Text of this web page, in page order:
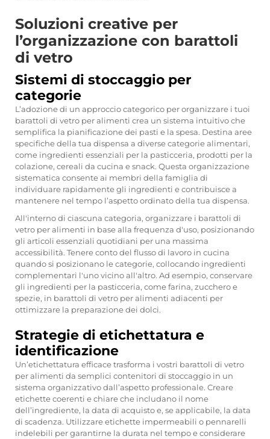
Soluzioni creative per
l’organizzazione con barattoli
di vetro
Sistemi di stoccaggio per
categorie
L’adozione di un approccio categorico per organizzare i tuoi
barattoli di vetro per alimenti crea un sistema intuitivo che
semplifica la pianificazione dei pasti e la spesa. Destina aree
specifiche della tua dispensa a diverse categorie alimentari,
come ingredienti essenziali per la pasticceria, prodotti per la
colazione, cereali da cucina e snack. Questa organizzazione
sistematica consente ai membri della famiglia di
individuare rapidamente gli ingredienti e contribuisce a
mantenere nel tempo l’aspetto ordinato della tua dispensa.
All'interno di ciascuna categoria, organizzare i barattoli di
vetro per alimenti in base alla frequenza d'uso, posizionando
gli articoli essenziali quotidiani per una massima
accessibilità. Tenere conto del flusso di lavoro in cucina
quando si posizionano le categorie, collocando ingredienti
complementari l'uno vicino all'altro. Ad esempio, conservare
gli ingredienti per la pasticceria, come farina, zucchero e
spezie, in barattoli di vetro per alimenti adiacenti per
ottimizzare la preparazione dei dolci.
Strategie di etichettatura e
identificazione
Un’etichettatura efficace trasforma i vostri barattoli di vetro
per alimenti da semplici contenitori di stoccaggio in un
sistema organizzativo dall’aspetto professionale. Creare
etichette coerenti e chiare che includano il nome
dell’ingrediente, la data di acquisto e, se applicabile, la data
di scadenza. Utilizzare etichette impermeabili o pennarelli
indelebili per garantirne la durata nel tempo e considerare